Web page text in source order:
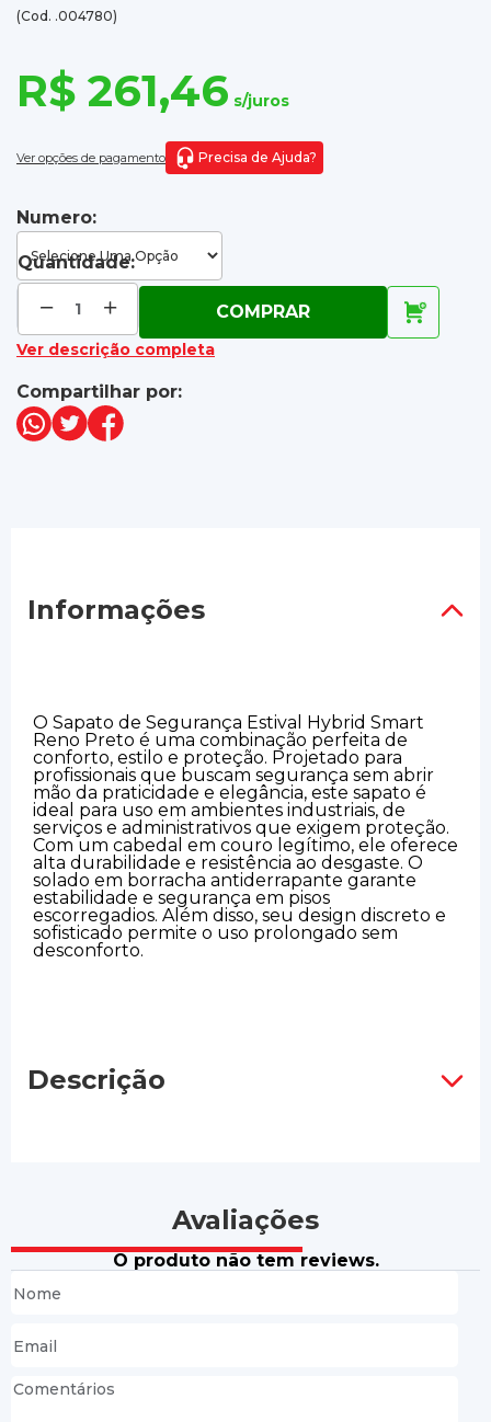
(Cod. .004780)
R$ 261,46 s/juros
Ver opções de pagamento Precisa de Ajuda?
Numero:
Quantidade:
COMPRAR
Ver descrição completa
Compartilhar por:
Informações
O Sapato de Segurança Estival Hybrid Smart
Reno Preto é uma combinação perfeita de
conforto, estilo e proteção. Projetado para
profissionais que buscam segurança sem abrir
mão da praticidade e elegância, este sapato é
ideal para uso em ambientes industriais, de
serviços e administrativos que exigem proteção.
Com um cabedal em couro legítimo, ele oferece
alta durabilidade e resistência ao desgaste. O
solado em borracha antiderrapante garante
estabilidade e segurança em pisos
escorregadios. Além disso, seu design discreto e
sofisticado permite o uso prolongado sem
desconforto.
Descrição
Avaliações
O produto não tem reviews.